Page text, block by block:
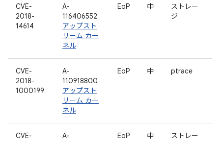
CVE-
2018-
14614
A-
116406552
アップスト
リーム カー
ネル
EoP 中
ストレー
ジ
CVE-
2018-
1000199
A-
110918800
アップスト
リーム カー
ネル
EoP 中 ptrace
CVE-
A-
EoP 中
ストレー